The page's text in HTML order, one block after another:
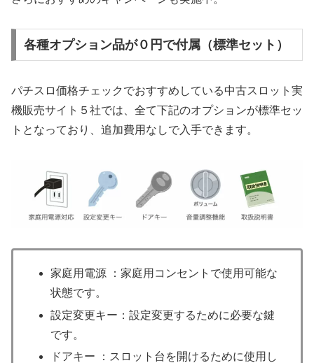
各種オプション品が０円で付属（標準セット）
パチスロ価格チェックでおすすめしている中古スロット実
機販売サイト５社では、全て下記のオプションが標準セッ
トとなっており、追加費用なしで入手できます。
家庭用電源 ：家庭用コンセントで使用可能な
状態です。
設定変更キー：設定変更するために必要な鍵
です。
ドアキー ：スロット台を開けるために使用し